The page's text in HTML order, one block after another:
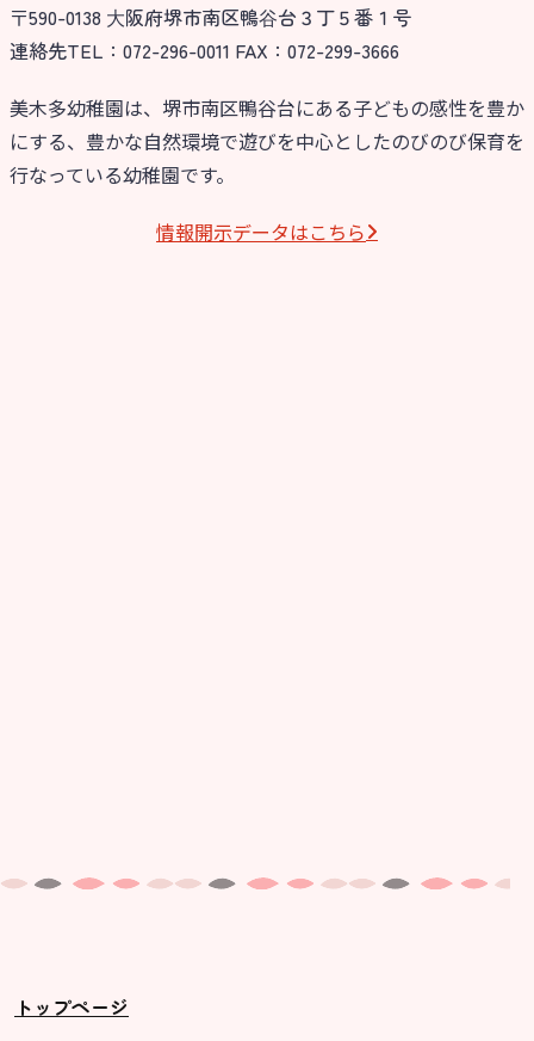
〒590-0138 ⼤阪府堺市南区鴨⾕台３丁５番１号
連絡先TEL：072-296-0011 FAX：072-299-3666
美木多幼稚園は、堺市南区鴨谷台にある子どもの感性を豊か
にする、豊かな自然環境で遊びを中心としたのびのび保育を
行なっている幼稚園です。
情報開⽰データはこちら
トップページ
今日の幼稚園
園児募集要項
教職員募集
園のこと
未就園児クラス
ス ]